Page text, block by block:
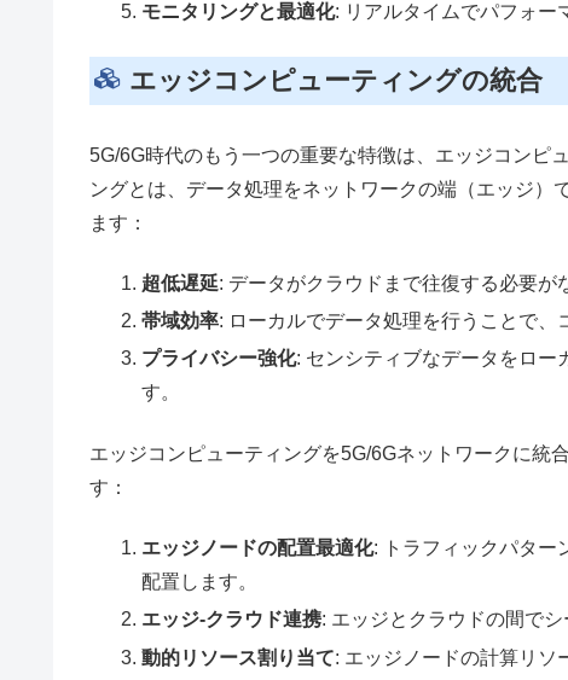
モニタリングと最適化: リアルタイムでパフォー
エッジコンピューティングの統合
5G/6G時代のもう一つの重要な特徴は、エッジコンピ
ングとは、データ処理をネットワークの端（エッジ
ます：
超低遅延: データがクラウドまで往復する必要が
帯域効率: ローカルでデータ処理を行うことで、
プライバシー強化: センシティブなデータをロー
す。
エッジコンピューティングを5G/6Gネットワークに統
す：
エッジノードの配置最適化: トラフィックパター
配置します。
エッジ-クラウド連携: エッジとクラウドの間で
動的リソース割り当て: エッジノードの計算リソ